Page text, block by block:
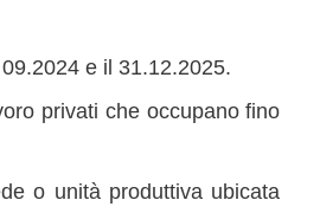
e il 31.12.2025.
privati che occupano ﬁno
o unità produttiva ubicata